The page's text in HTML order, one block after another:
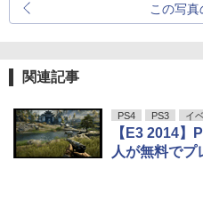
この写
関連記事
PS4 PS3 イ
【E3 2014】
人が無料でプ